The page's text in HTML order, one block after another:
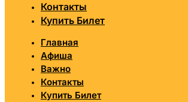
Контакты
Купить Билет
Главная
Афиша
Важно
Контакты
Купить Билет